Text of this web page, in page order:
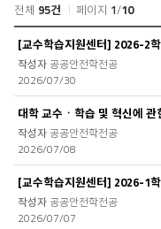
스
터
디
검
색
전체 95건 페이지 1/10
뮤
니
티
>
학
과
스
터
디
목
록
[교수학습지원센터] 2026-2
공공안전학전공
2026/07/30
대학 교수ㆍ학습 및 혁신에
공공안전학전공
2026/07/08
공공안전학전공
2026/07/07